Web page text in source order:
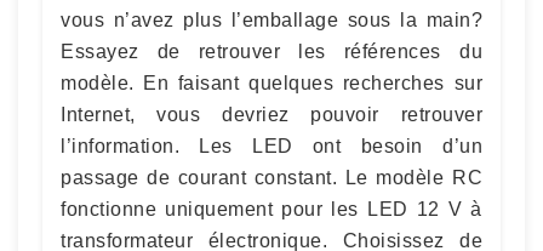
vous n’avez plus l’emballage sous la main?
Essayez de retrouver les références du
modèle. En faisant quelques recherches sur
Internet, vous devriez pouvoir retrouver
l’information. Les LED ont besoin d’un
passage de courant constant. Le modèle RC
fonctionne uniquement pour les LED 12 V à
transformateur électronique. Choisissez de